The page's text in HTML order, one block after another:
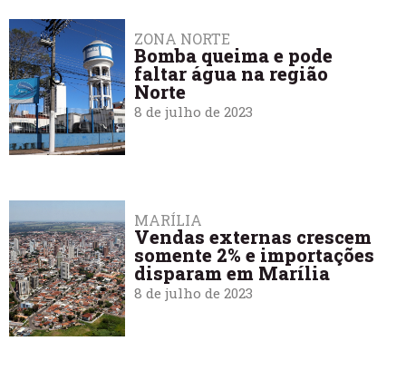
ZONA NORTE
Bomba queima e pode
faltar água na região
Norte
8 de julho de 2023
MARÍLIA
Vendas externas crescem
somente 2% e importações
disparam em Marília
8 de julho de 2023